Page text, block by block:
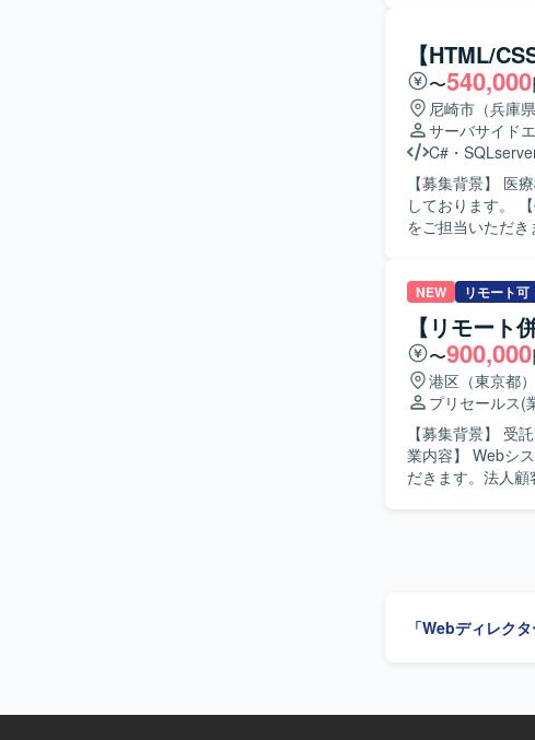
コーディングが
ムメンバーと積
【ポジションの
通じて身につけ
場であり、裁量を持っ
カンプにFigma／
を用いた環境です
【HTML/
〜540,000
尼崎市（兵庫県
サーバサイド
C# ・
【募集背景】 医
しております。 【作業内容】 顧客先医療機器制御アプリの設計からテストまで一連の開発工程
をご担当いただきます。 【求める人物像】 1人称で主体的に作業を進め
アプリケーショ
NEW リモート可
【リモー
〜900,000
港区（東京都）
プリセールス(
【募集背景】 受
業内容】 Webシ
だきます。法人
「Webディレク